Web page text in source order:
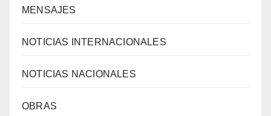
MENSAJES
NOTICIAS INTERNACIONALES
NOTICIAS NACIONALES
OBRAS